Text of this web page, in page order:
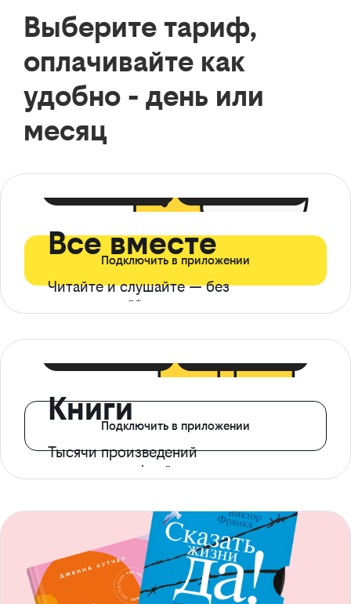
Выберите тариф,
оплачивайте как
удобно - день или
месяц
Все вместе
Читайте и слушайте — без
ограничений*
Подключить в приложении
Книги
Тысячи произведений
с доступом офлайн
Подключить в приложении